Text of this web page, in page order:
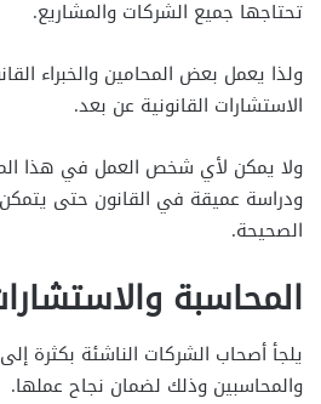
تحتاجها جميع الشركات والمشاريع.
ولذا يعمل بعض المحامين والخبراء
الاستشارات القانونية عن بعد.
ولا يمكن لأي شخص العمل في هذا
ودراسة عميقة في القانون حتى
الصحيحة.
المحاسبة
يلجأ أصحاب الشركات الناشئة بكثرة
والمحاسبين وذلك لضمان نجاح عملها.